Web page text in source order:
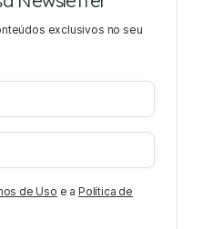
exclusivos no seu
de Uso e a Política de